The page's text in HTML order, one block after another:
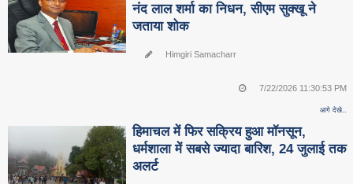
नंद लाल शर्मा का निधन, सीएम सुक्‍खू ने
जताया शोक
Himgiri Samacharr
7/22/2026 11:30:53 PM
आगे देखे..
हिमाचल में फिर सक्रिय हुआ मॉनसून,
धर्मशाला में सबसे ज्यादा बारिश, 24 जुलाई तक
अलर्ट